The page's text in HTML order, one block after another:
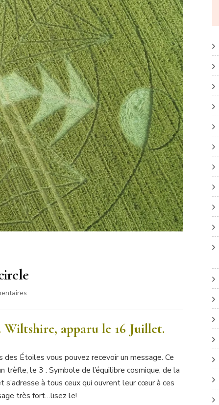
message
reçu
un
circle
apparu le 16 Juillet.
Étoiles vous pouvez recevoir un message. Ce
le 3 : Symbole de l’équilibre cosmique, de la
s’adresse à tous ceux qui ouvrent leur cœur à ces
très fort…lisez le!